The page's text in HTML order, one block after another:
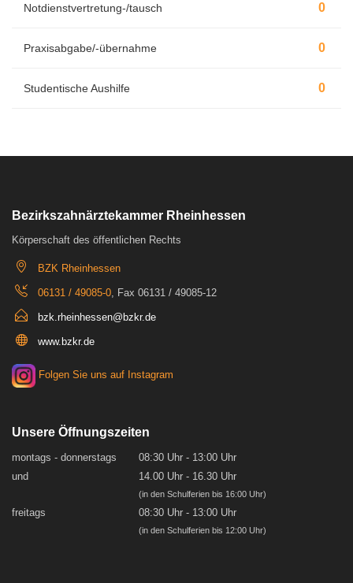
Notdienstvertretung-/tausch 0
Praxisabgabe/-übernahme 0
Studentische Aushilfe 0
Bezirkszahnärztekammer Rheinhessen
Körperschaft des öffentlichen Rechts
BZK Rheinhessen
06131 / 49085-0 , Fax 06131 / 49085-12
bzk.rheinhessen@bzkr.de
www.bzkr.de
Folgen Sie uns auf Instagram
Unsere Öffnungszeiten
montags - donnerstags
08:30 Uhr - 13:00 Uhr
und
14.00 Uhr - 16.30 Uhr
(in den Schulferien bis 16:00 Uhr)
freitags 08:30 Uhr - 13:00 Uhr
(in den Schulferien bis 12:00 Uhr)